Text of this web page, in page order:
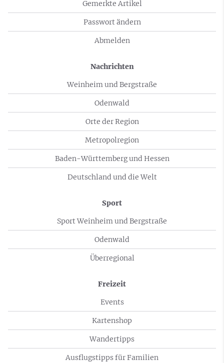
Gemerkte Artikel
Passwort ändern
Abmelden
Nachrichten
Weinheim und Bergstraße
Odenwald
Orte der Region
Metropolregion
Baden-Württemberg und Hessen
Deutschland und die Welt
Sport
Sport Weinheim und Bergstraße
Odenwald
Überregional
Freizeit
Events
Kartenshop
Wandertipps
Ausflugstipps für Familien